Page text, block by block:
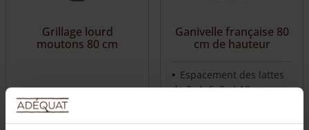
chosen
product
Grillage lourd
moutons 80 cm
Ganivelle française 80
cm de hauteur
Espacement des lattes
de 2, 4, 6, 8 et 10 cm